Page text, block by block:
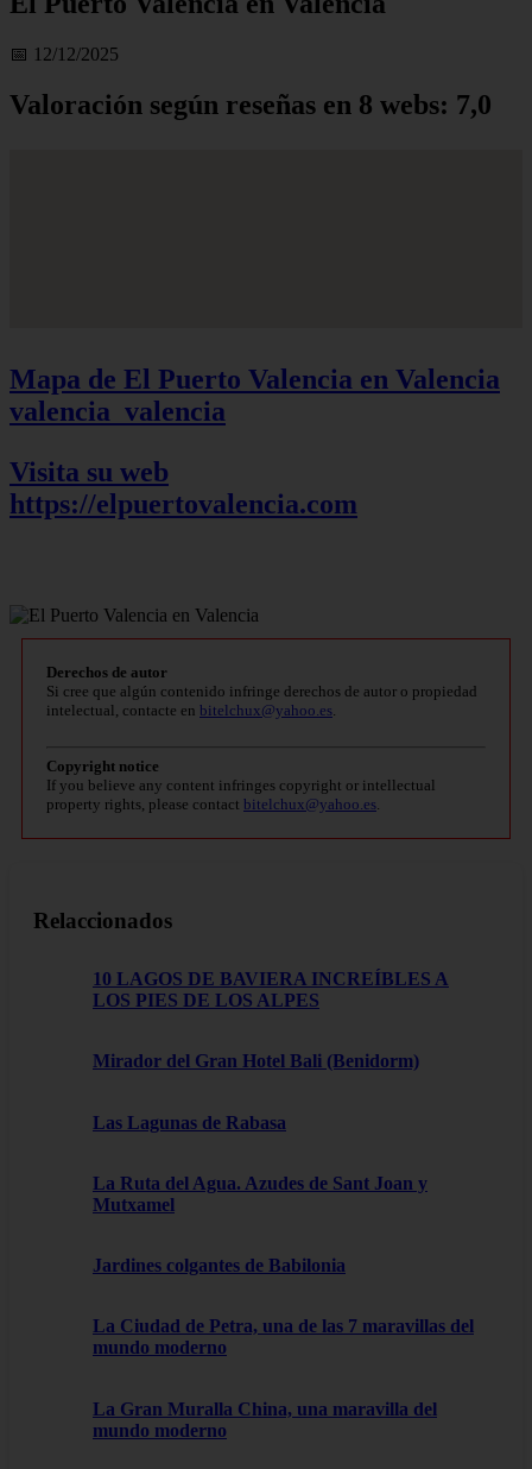
📅 12/12/2025
Valoración según reseñas en 8 webs: 7,0
Mapa de El Puerto Valencia en Valencia
valencia_valencia
Visita su web
https://elpuertovalencia.com
Derechos de autor
Si cree que algún contenido infringe derechos de autor o propiedad
intelectual, contacte en bitelchux@yahoo.es
Copyright notice
If you believe any content infringes copyright or intellectual
property rights, please contact bitelchux@yahoo.es
Relaccionados
10 LAGOS DE BAVIERA INCREÍBLES A
LOS PIES DE LOS ALPES
Mirador del Gran Hotel Bali (Benidorm)
Las Lagunas de Rabasa
La Ruta del Agua. Azudes de Sant Joan y
Mutxamel
Jardines colgantes de Babilonia
La Ciudad de Petra, una de las 7 maravillas del
mundo moderno
La Gran Muralla China, una maravilla del
mundo moderno